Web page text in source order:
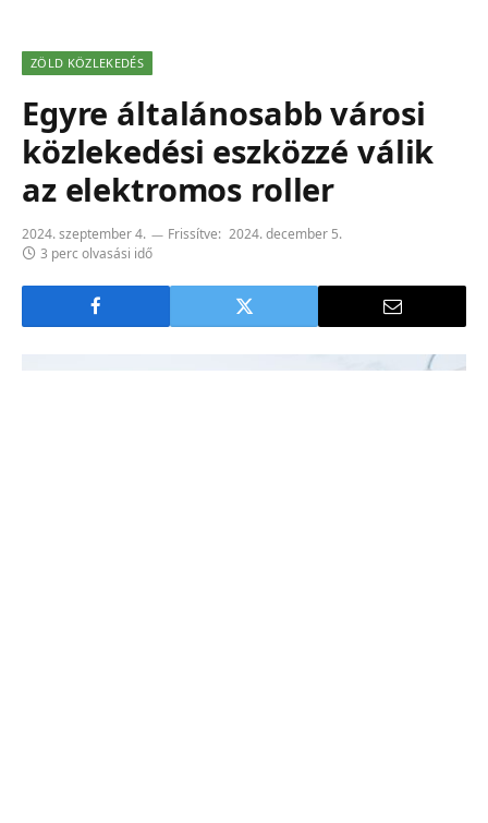
ZÖLD KÖZLEKEDÉS
Egyre általánosabb városi
közlekedési eszközzé válik
az elektromos roller
2024. szeptember 4. Frissítve: 2024. december 5.
3 perc olvasási idő